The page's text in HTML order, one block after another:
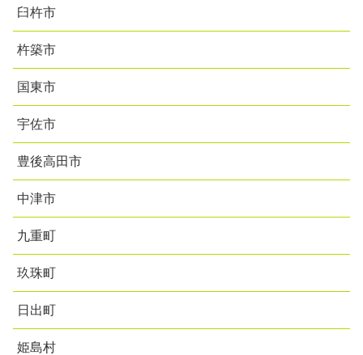
臼杵市
杵築市
国東市
宇佐市
豊後高田市
中津市
九重町
玖珠町
日出町
姫島村